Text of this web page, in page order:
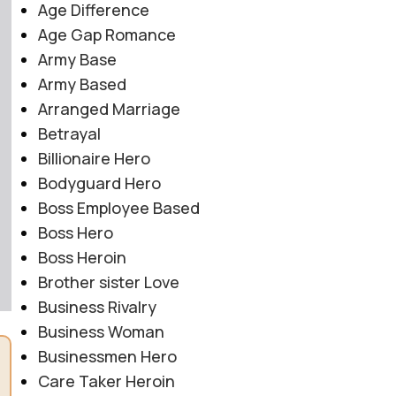
Age Difference
Age Gap Romance
Army Base
Army Based
Arranged Marriage
Betrayal
Billionaire Hero
Bodyguard Hero
Boss Employee Based
Boss Hero
Boss Heroin
Brother sister Love
Business Rivalry
Business Woman
Businessmen Hero
Care Taker Heroin